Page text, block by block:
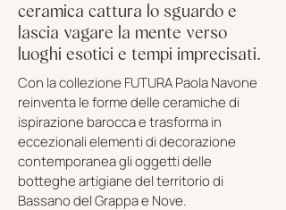
ceramica cattura lo sguardo e
lascia vagare la mente verso
luoghi esotici e tempi imprecisati.
Con la collezione FUTURA Paola Navone
reinventa le forme delle ceramiche di
ispirazione barocca e trasforma in
eccezionali elementi di decorazione
contemporanea gli oggetti delle
botteghe artigiane del territorio di
Bassano del Grappa e Nove.